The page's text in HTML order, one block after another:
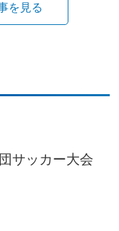
を見る
サッカー大会